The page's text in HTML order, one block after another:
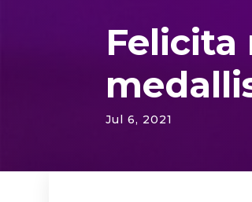
Felicita
Jul 6, 2021